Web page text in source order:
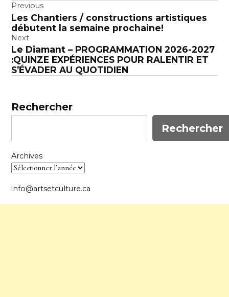
Navigation
de
l’article
Previous
Les Chantiers / constructions artistiques
débutent la semaine prochaine!
Next
Le Diamant – PROGRAMMATION 2026-2027
:QUINZE EXPÉRIENCES POUR RALENTIR ET
S’ÉVADER AU QUOTIDIEN
Rechercher
Rechercher
Archives
info@artsetculture.ca